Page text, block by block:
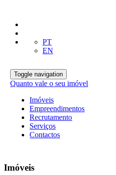
PT
EN
Toggle navigation
Quanto vale o seu imóvel
Imóveis
Empreendimentos
Recrutamento
Serviços
Contactos
Imóveis